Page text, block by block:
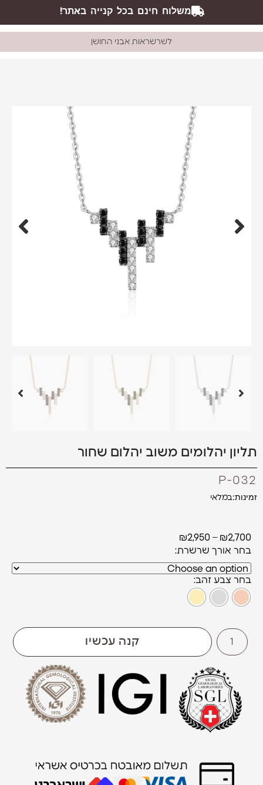
משלוח חינם בכל קנייה באתר!
לשרשראות אבני החושן
תליון יהלומים משוב יהלום שחור
P-032
זמינות:במלאי
₪2,700
–
₪2,950
אורך שרשרת
צבע זהב
קנה עכשיו